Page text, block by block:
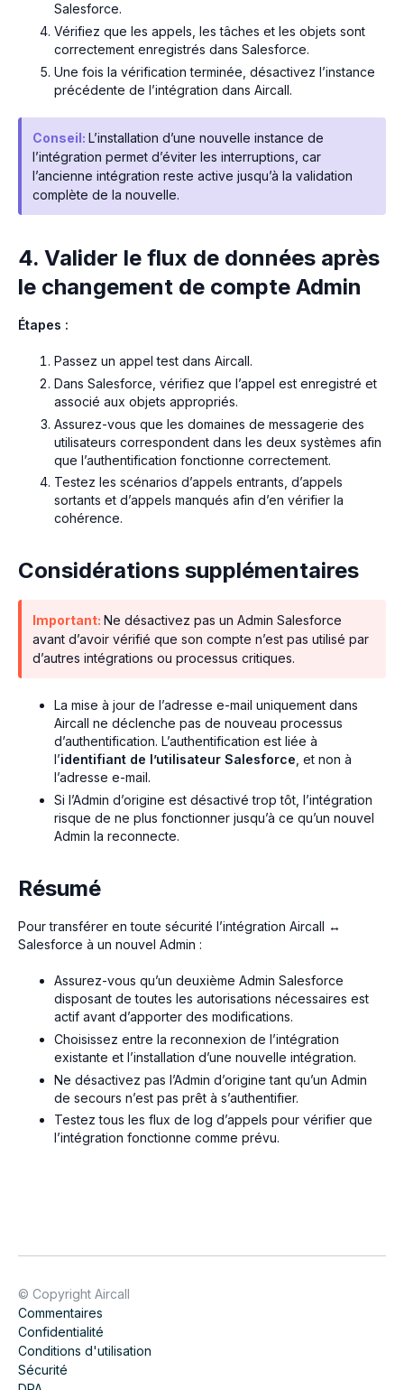
Salesforce.
Vérifiez que les appels, les tâches et les objets sont
correctement enregistrés dans Salesforce.
Une fois la vérification terminée, désactivez l’instance
précédente de l’intégration dans Aircall.
Conseil: L’installation d’une nouvelle instance de
l’intégration permet d’éviter les interruptions, car
l’ancienne intégration reste active jusqu’à la validation
complète de la nouvelle.
4. Valider le flux de données après
le changement de compte Admin
Étapes :
Passez un appel test dans Aircall.
Dans Salesforce, vérifiez que l’appel est enregistré et
associé aux objets appropriés.
Assurez-vous que les domaines de messagerie des
utilisateurs correspondent dans les deux systèmes afin
que l’authentification fonctionne correctement.
Testez les scénarios d’appels entrants, d’appels
sortants et d’appels manqués afin d’en vérifier la
cohérence.
Considérations supplémentaires
Important: Ne désactivez pas un Admin Salesforce
avant d’avoir vérifié que son compte n’est pas utilisé par
d’autres intégrations ou processus critiques.
La mise à jour de l’adresse e-mail uniquement dans
Aircall ne déclenche pas de nouveau processus
d’authentification. L’authentification est liée à
l’identifiant de l’utilisateur Salesforce , et non à
l’adresse e-mail.
Si l’Admin d’origine est désactivé trop tôt, l’intégration
risque de ne plus fonctionner jusqu’à ce qu’un nouvel
Admin la reconnecte.
Résumé
Pour transférer en toute sécurité l’intégration Aircall ↔
Salesforce à un nouvel Admin :
Assurez-vous qu’un deuxième Admin Salesforce
disposant de toutes les autorisations nécessaires est
actif avant d’apporter des modifications.
Choisissez entre la reconnexion de l’intégration
existante et l’installation d’une nouvelle intégration.
Ne désactivez pas l’Admin d’origine tant qu’un Admin
de secours n’est pas prêt à s’authentifier.
Testez tous les flux de log d’appels pour vérifier que
l’intégration fonctionne comme prévu.
© Copyright Aircall
Commentaires
Confidentialité
Conditions d'utilisation
Sécurité